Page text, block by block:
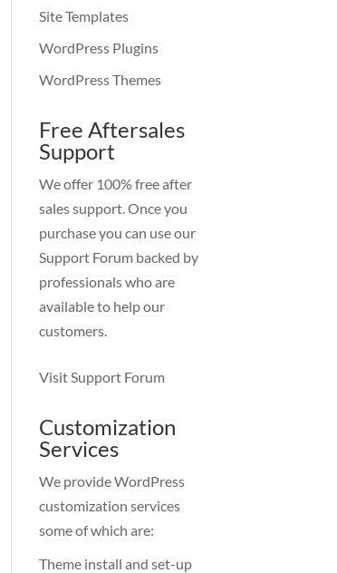
Site Templates
WordPress Plugins
WordPress Themes
Free Aftersales
Support
We offer 100% free after
sales support. Once you
purchase you can use our
Support Forum backed by
professionals who are
available to help our
customers.
Visit Support Forum
Customization
Services
We provide WordPress
customization services
some of which are:
Theme install and set-up